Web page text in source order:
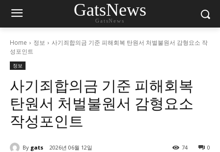
GatsNews
GatsNews
Home 정보
사기죄합의금 기준 피해회복 탄원서 처벌불원서 감형요소 작
성포인트
정보
사기죄합의금 기준 피해회복
탄원서 처벌불원서 감형요소
작성포인트
By gats 2026년 06월 12일 0
74